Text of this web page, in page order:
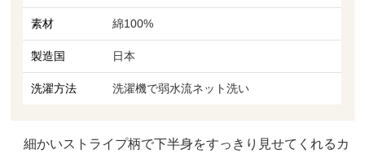
素材 綿100%
製造国 日本
洗濯方法 洗濯機で弱水流ネット洗い
細かいストライプ柄で下半身をすっきり見せてくれるカ